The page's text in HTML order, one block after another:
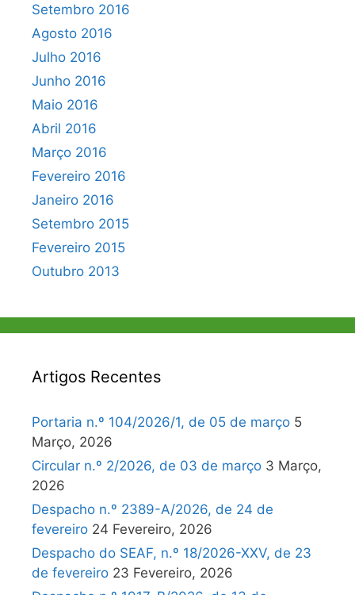
Setembro 2016
Agosto 2016
Julho 2016
Junho 2016
Maio 2016
Abril 2016
Março 2016
Fevereiro 2016
Janeiro 2016
Setembro 2015
Fevereiro 2015
Outubro 2013
Artigos Recentes
Portaria n.º 104/2026/1, de 05 de março 5
Março, 2026
Circular n.º 2/2026, de 03 de março 3 Março,
2026
Despacho n.º 2389-A/2026, de 24 de
fevereiro 24 Fevereiro, 2026
Despacho do SEAF, n.º 18/2026-XXV, de 23
de fevereiro 23 Fevereiro, 2026